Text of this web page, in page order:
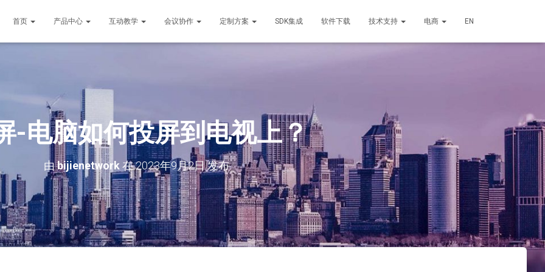
首页 产品中心 互动教学 会议协作 定制方案 SDK集成 软件下载 技术支持 电商 EN
-电脑如何投屏到电视上？
由bijienetwork 在2023年9月2日发布